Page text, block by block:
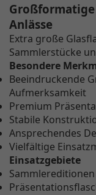
Großformatige
Anlässe
Extra große
Sammlerstücke
Besondere
Beeindruckende
Aufmerksamkeit
Premium
Stabile
Ansprechendes
Vielfältige
Einsatzgebiete